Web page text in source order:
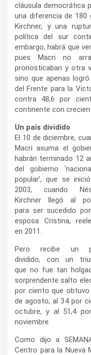
cláusula democrática
una diferencia de 180
Kirchner, y una
política del sur
embargo, habrá que
pues Macri no
pronosticaban y otra
sino que apenas
del Frente para la
contra 48,6 por
continente con
Un país dividido
El 10 de diciembre,
Macri asuma el
habrán terminado 12
del gobierno
popular’, que se
2003, cuando
Kirchner llegó al
para ser sucedido
esposa Cristina,
en 2011.
Pero recibe un
dividido, con un
que no fue tan
sorprendente salto
por ciento que
de agosto, al 34 por
octubre, y al 51,4
noviembre.
Como dijo a
Centro para la Nueva